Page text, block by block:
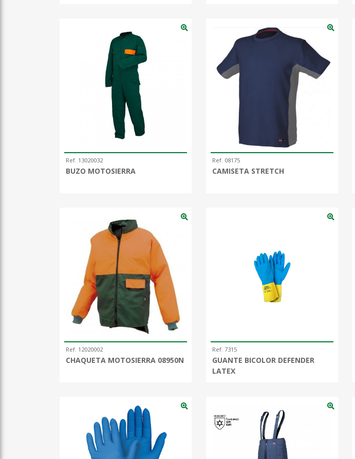
Ref. 13020032
BUZO MOTOSIERRA
Ref. 08175
CAMISETA STRETCH
Ref. 12020002
CHAQUETA MOTOSIERRA 08950N
Ref. 7315
GUANTE BICOLOR DEFENDER
LATEX